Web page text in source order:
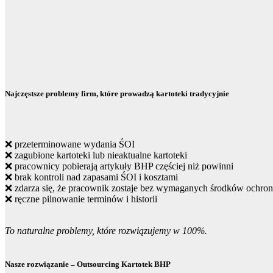
Najczęstsze problemy firm, które prowadzą kartoteki tradycyjnie
❌ przeterminowane wydania ŚOI
❌ zagubione kartoteki lub nieaktualne kartoteki
❌ pracownicy pobierają artykuły BHP częściej niż powinni
❌ brak kontroli nad zapasami ŚOI i kosztami
❌ zdarza się, że pracownik zostaje bez wymaganych środków
❌ ręczne pilnowanie terminów i historii
To naturalne problemy, które rozwiązujemy w 100%.
Nasze rozwiązanie – Outsourcing Kartotek BHP